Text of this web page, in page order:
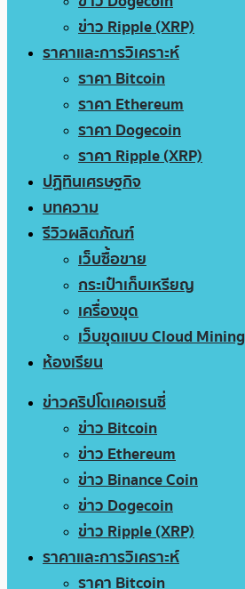
ข่าว Ripple (XRP)
ราคาและการวิเคราะห์
ราคา Bitcoin
ราคา Ethereum
ราคา Dogecoin
ราคา Ripple (XRP)
ปฏิทินเศรษฐกิจ
บทความ
รีวิวผลิตภัณฑ์
เว็บซื้อขาย
กระเป๋าเก็บเหรียญ
เครื่องขุด
เว็บขุดแบบ Cloud Mining
ห้องเรียน
ข่าวคริปโตเคอเรนซี่
ข่าว Bitcoin
ข่าว Ethereum
ข่าว Binance Coin
ข่าว Dogecoin
ข่าว Ripple (XRP)
ราคาและการวิเคราะห์
ราคา Bitcoin